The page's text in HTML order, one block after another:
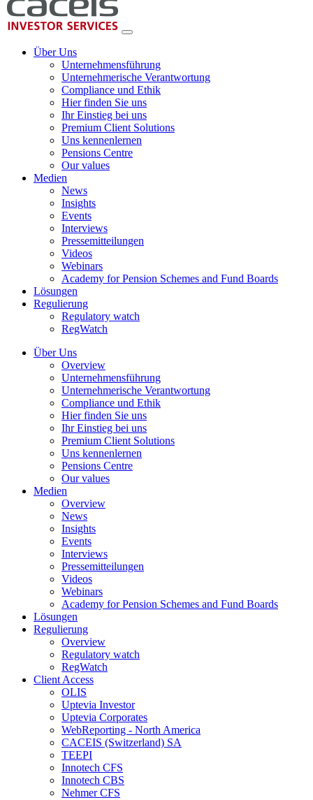
Über Uns
Unternehmensführung
Unternehmerische Verantwortung
Compliance und Ethik
Hier finden Sie uns
Ihr Einstieg bei uns
Premium Client Solutions
Uns kennenlernen
Pensions Centre
Our values
Medien
News
Insights
Events
Interviews
Pressemitteilungen
Videos
Webinars
Academy for Pension Schemes and Fund Boards
Lösungen
Regulierung
Regulatory watch
RegWatch
Über Uns
Overview
Unternehmensführung
Unternehmerische Verantwortung
Compliance und Ethik
Hier finden Sie uns
Ihr Einstieg bei uns
Premium Client Solutions
Uns kennenlernen
Pensions Centre
Our values
Medien
Overview
News
Insights
Events
Interviews
Pressemitteilungen
Videos
Webinars
Academy for Pension Schemes and Fund Boards
Lösungen
Regulierung
Overview
Regulatory watch
RegWatch
Client Access
OLIS
Uptevia Investor
Uptevia Corporates
WebReporting - North America
CACEIS (Switzerland) SA
TEEPI
Innotech CFS
Innotech CBS
Nehmer CFS